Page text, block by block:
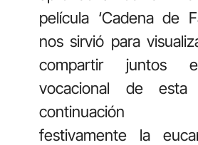
película ‘Cadena de
nos sirvió para
compartir juntos
vocacional de
continuación
festivamente la